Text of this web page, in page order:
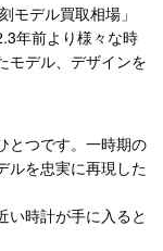
モデル買取相場」
年前より様々な時
モデル、デザインを
とつです。一時期の
ルを忠実に再現した
い時計が手に入ると